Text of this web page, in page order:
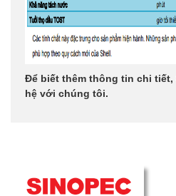
Để biết thêm thông tin chi
hệ với chúng tôi.